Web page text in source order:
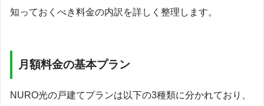
知っておくべき料金の内訳を詳しく整理します。
月額料金の基本プラン
NURO光の戸建てプランは以下の3種類に分かれており、